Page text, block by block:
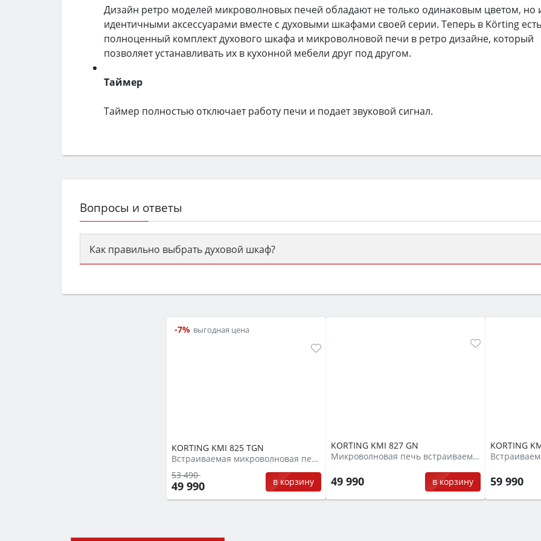
Дизайн ретро моделей микроволновых печей обладают не только одинаковым цветом, но
идентичными аксессуарами вместе с духовыми шкафами своей серии. Теперь в Körting есть
полноценный комплект духового шкафа и микроволновой печи в ретро дизайне, который
позволяет устанавливать их в кухонной мебели друг под другом.
Таймер
Таймер полностью отключает работу печи и подает звуковой сигнал.
Вопросы и ответы
Как правильно выбрать духовой шкаф?
семьи, класс энергопотребления не ниже A и нужные функции (конвекция, гриль,
-7% выгодная цена
KORTING KMI 825 TGN
Встраиваемая микроволновая печь
53 490
49 990 в корзину
KORTING KMI 827 GN
Микроволновая печь встраиваемая
49 990 в корзину
KORTING
59 990